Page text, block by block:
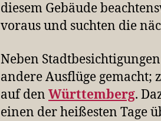
diesem Gebäude
voraus und suchten die
Neben
andere Ausflüge gemacht;
auf den Württemberg.
einen der heißesten Tage